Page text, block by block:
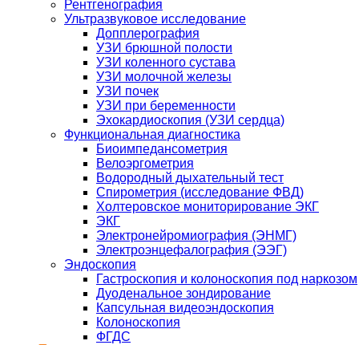
Рентгенография
Ультразвуковое исследование
Допплерография
УЗИ брюшной полости
УЗИ коленного сустава
УЗИ молочной железы
УЗИ почек
УЗИ при беременности
Эхокардиоскопия (УЗИ сердца)
Функциональная диагностика
Биоимпедансометрия
Велоэргометрия
Водородный дыхательный тест
Спирометрия (исследование ФВД)
Холтеровское мониторирование ЭКГ
ЭКГ
Электронейромиография (ЭНМГ)
Электроэнцефалография (ЭЭГ)
Эндоскопия
Гастроскопия и колоноскопия под наркозом
Дуоденальное зондирование
Капсульная видеоэндоскопия
Колоноскопия
ФГДС